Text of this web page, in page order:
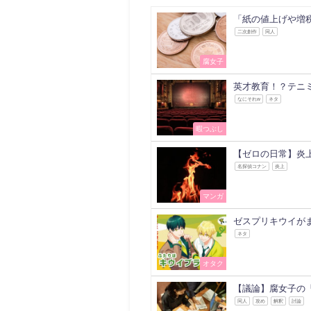
腐女子
「紙の値上げや
二次創作 同人
暇つぶし
英才教育！？テニ
なにそれw ネタ
マンガ
【ゼロの日常】
名探偵コナン 炎上
オタク
ゼスプリキウイが
ネタ
【議論】腐女子
同人 攻め 解釈 討論